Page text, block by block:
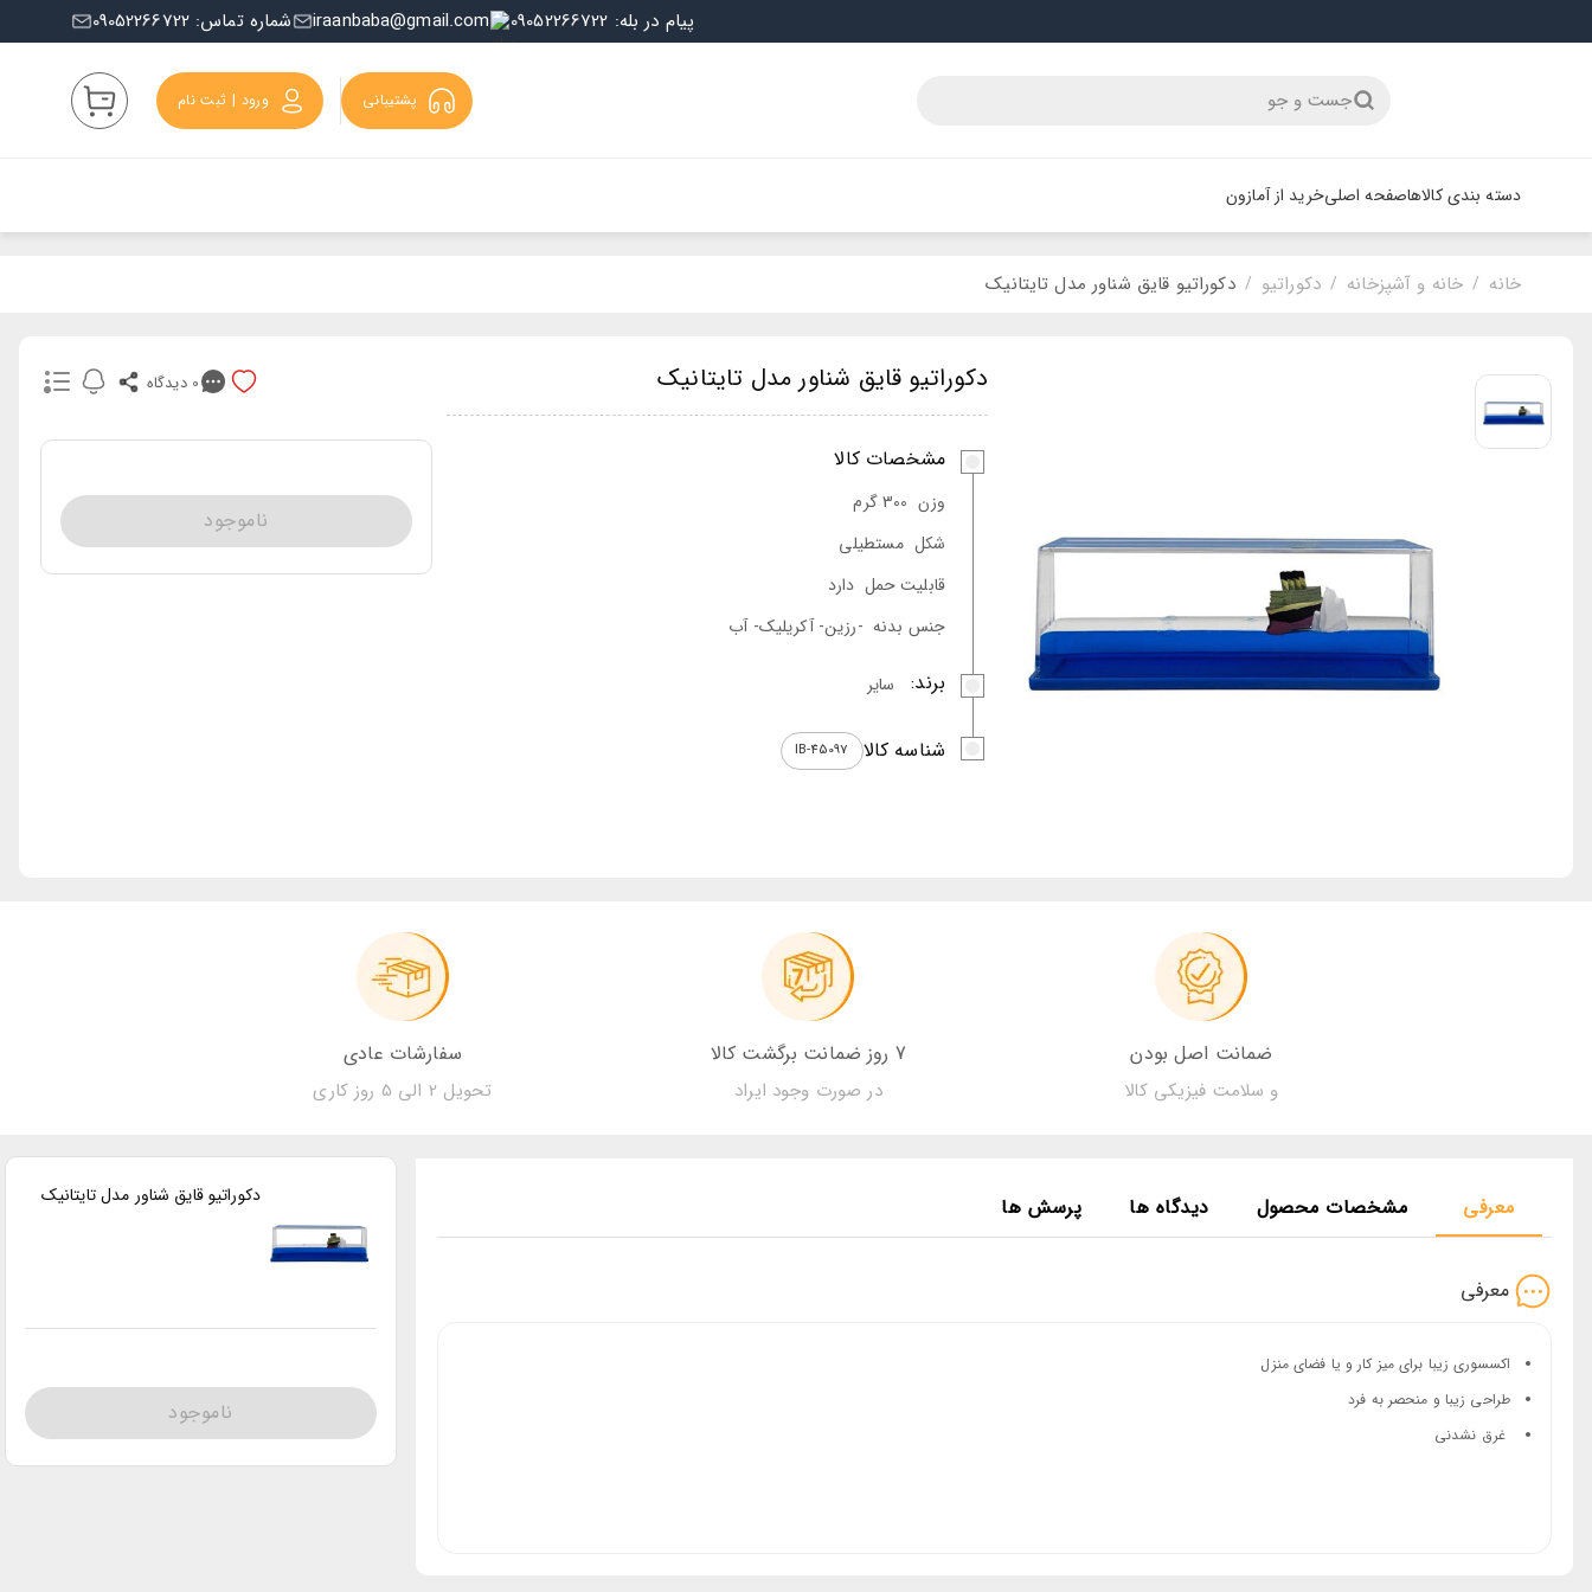
شماره تماس: 09052266722 iraanbaba@gmail.com پیام در بله: 09052266722
جست و جو پشتیبانی ورود | ثبت نام
دسته بندی کالاهاصفحه اصلیخرید از آمازون
خانه / خانه و آشپزخانه / دکوراتیو / دکوراتیو قایق شناور مدل تایتانیک
دکوراتیو قایق شناور مدل تایتانیک
مشخصات کالا
وزن 300 گرم
شکل مستطیلی
قابلیت حمل دارد
جنس بدنه -رزین- آکریلیک- آب
برند: سایر
شناسه کالا IB-45097
0 دیدگاه
ناموجود
ضمانت اصل بودن
و سلامت فیزیکی کالا
7 روز ضمانت برگشت کالا
در صورت وجود ایراد
سفارشات عادی
تحویل 2 الی 5 روز کاری
معرفی مشخصات محصول دیدگاه ها پرسش ها
معرفی
اکسسوری زیبا برای میز کار و یا فضای منزل
طراحی زیبا و منحصر به فرد
غرق نشدنی
دکوراتیو قایق شناور مدل تایتانیک
ناموجود